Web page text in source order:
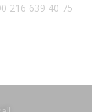
216 639 40 75